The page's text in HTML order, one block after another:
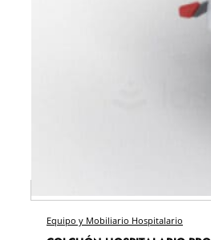
Equipo y Mobiliario Hospitalario